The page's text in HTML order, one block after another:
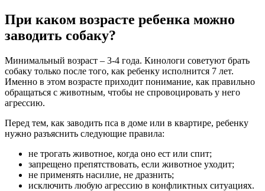
При каком возрасте ребенка можно
заводить собаку?
Минимальный возраст – 3-4 года. Кинологи советуют брать
собаку только после того, как ребенку исполнится 7 лет.
Именно в этом возрасте приходит понимание, как правильно
обращаться с животным, чтобы не спровоцировать у него
агрессию.
Перед тем, как заводить пса в доме или в квартире, ребенку
нужно разъяснить следующие правила:
не трогать животное, когда оно ест или спит;
запрещено препятствовать, если животное уходит;
не применять насилие, не дразнить;
исключить любую агрессию в конфликтных ситуациях.